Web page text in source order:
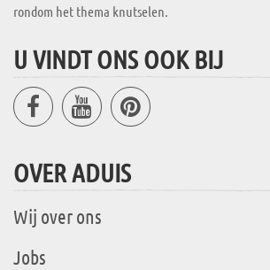
rondom het thema knutselen.
U VINDT ONS OOK BIJ
OVER ADUIS
Wij over ons
Jobs